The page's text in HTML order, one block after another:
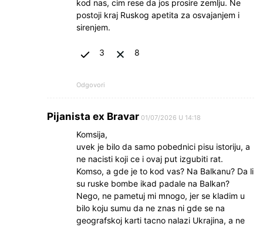
kod nas, cim rese da jos prosire zemlju. Ne
postoji kraj Ruskog apetita za osvajanjem i
sirenjem.
3 8
Odgovori
Pijanista ex Bravar 01/07/2026 U 14:18
Komsija,
uvek je bilo da samo pobednici pisu istoriju, a
ne nacisti koji ce i ovaj put izgubiti rat.
Komso, a gde je to kod vas? Na Balkanu? Da li
su ruske bombe ikad padale na Balkan?
Nego, ne pametuj mi mnogo, jer se kladim u
bilo koju sumu da ne znas ni gde se na
geografskoj karti tacno nalazi Ukrajina, a ne